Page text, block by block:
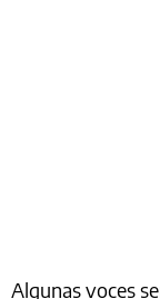
Algunas voces